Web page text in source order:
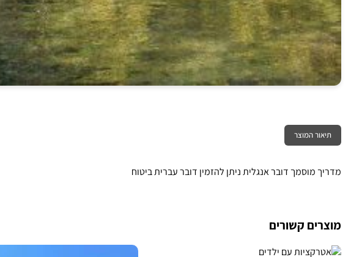
תיאור המוצר
מדריך מוסמך דובר אנגלית ניתן להזמין דובר עברית ביטוח
מוצרים קשורים